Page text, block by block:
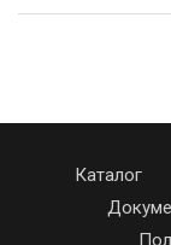
Каталог